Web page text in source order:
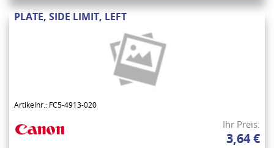
PLATE, SIDE LIMIT, LEFT
Artikelnr.: FC5-4913-020
Ihr Preis:
3,64 €